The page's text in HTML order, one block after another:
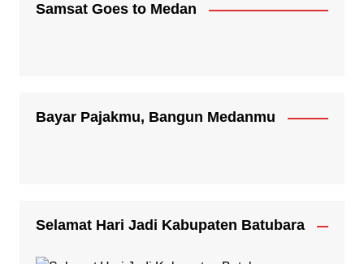
Samsat Goes to Medan
Bayar Pajakmu, Bangun Medanmu
Selamat Hari Jadi Kabupaten Batubara